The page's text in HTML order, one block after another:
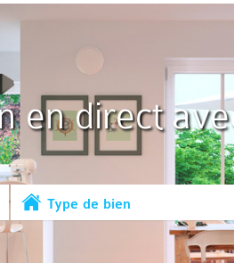
en direct
Type de bien